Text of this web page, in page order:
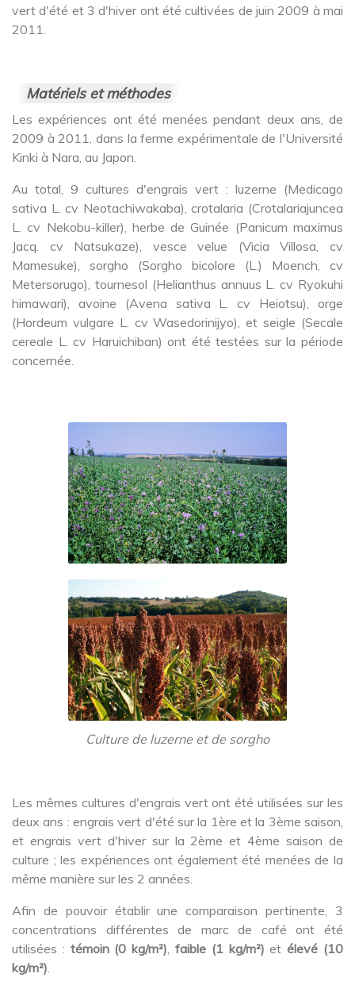
vert d'été et 3 d'hiver ont été cultivées de juin 2009 à mai
2011.
Matériels et méthodes
Les expériences ont été menées pendant deux ans, de
2009 à 2011, dans la ferme expérimentale de l'Université
Kinki à Nara, au Japon.
Au total, 9 cultures d'engrais vert : luzerne (Medicago
sativa L. cv Neotachiwakaba), crotalaria (Crotalariajuncea
L. cv Nekobu-killer), herbe de Guinée (Panicum maximus
Jacq. cv Natsukaze), vesce velue (Vicia Villosa, cv
Mamesuke), sorgho (Sorgho bicolore (L.) Moench, cv
Metersorugo), tournesol (Helianthus annuus L. cv Ryokuhi
himawari), avoine (Avena sativa L. cv Heiotsu), orge
(Hordeum vulgare L. cv Wasedorinijyo), et seigle (Secale
cereale L. cv Haruichiban) ont été testées sur la période
concernée.
Culture de luzerne et de sorgho
Les mêmes cultures d'engrais vert ont été utilisées sur les
deux ans : engrais vert d'été sur la 1ère et la 3ème saison,
et engrais vert d'hiver sur la 2ème et 4ème saison de
culture ; les expériences ont également été menées de la
même manière sur les 2 années.
Afin de pouvoir établir une comparaison pertinente, 3
concentrations différentes de marc de café ont été
utilisées : témoin (0 kg/m²),faible (1 kg/m²) etélevé (10
kg/m²).